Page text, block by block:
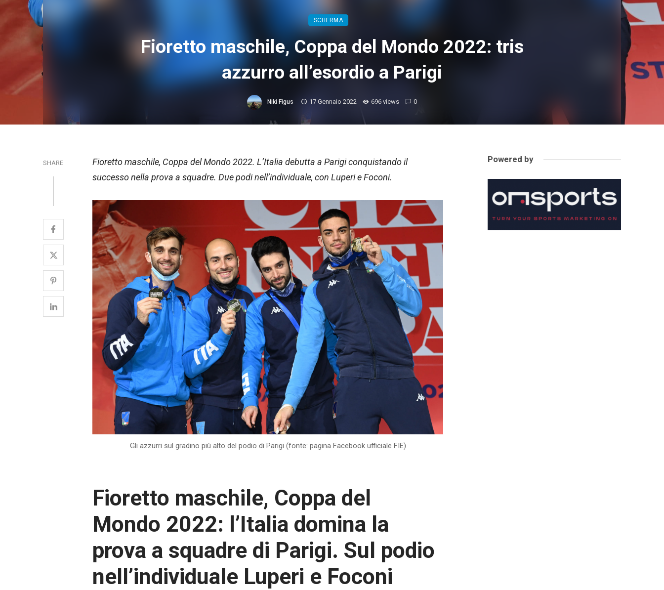
SCHERMA
Fioretto maschile, Coppa del Mondo 2022: tris
azzurro all’esordio a Parigi
Niki Figus 17 Gennaio 2022 696 views 0
SHARE
Fioretto maschile, Coppa del Mondo 2022. L’Italia debutta a Parigi conquistando il
successo nella prova a squadre. Due podi nell’individuale, con Luperi e Foconi.
Gli azzurri sul gradino più alto del podio di Parigi (fonte: pagina Facebook ufficiale FIE)
Fioretto maschile, Coppa del
Mondo 2022: l’Italia domina la
prova a squadre di Parigi. Sul podio
nell’individuale Luperi e Foconi
Powered by